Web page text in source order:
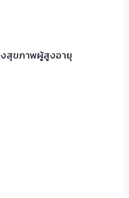
งสุขภาพผู้สูงอายุ